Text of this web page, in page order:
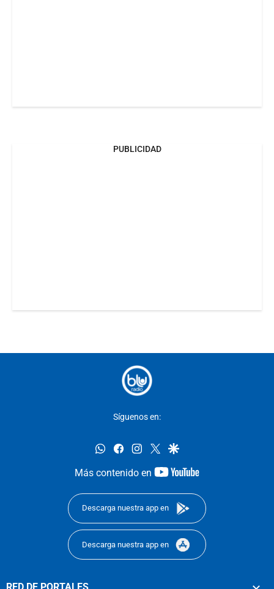
PUBLICIDAD
Síguenos en:
whatsappfacebookinstagram
twittergoogle
Más contenido en
youtube-
Descarga nuestra app en
Descarga nuestra app en